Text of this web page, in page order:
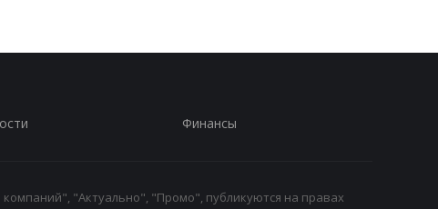
Финансы
"Актуально", "Промо", публикуются на правах